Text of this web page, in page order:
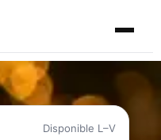
Disponible L–V